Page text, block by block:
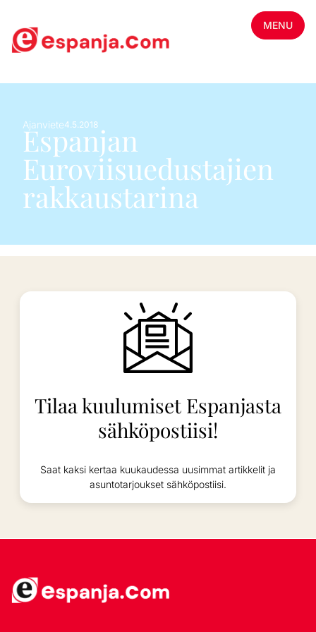
MENU
Ajanviete4.5.2018
Espanjan
Euroviisuedustajien
rakkaustarina
Tilaa kuulumiset Espanjasta
sähköpostiisi!
Saat kaksi kertaa kuukaudessa uusimmat artikkelit ja
asuntotarjoukset sähköpostiisi.